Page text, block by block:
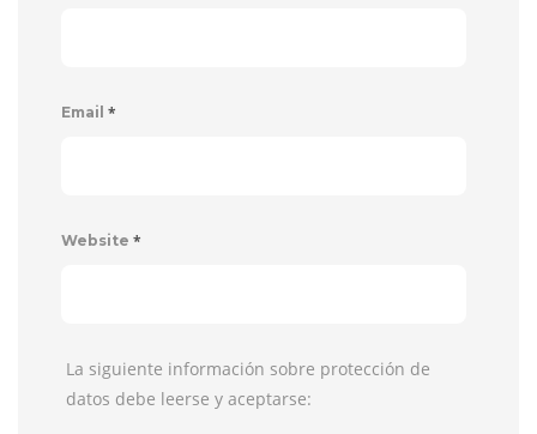
Email *
Website *
La siguiente información sobre protección de
datos debe leerse y aceptarse: